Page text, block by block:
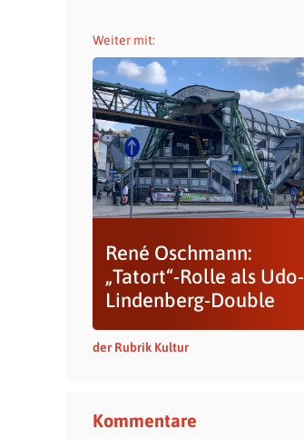
Weiter mit:
René Oschmann:
„Tatort“-Rolle als Udo-
Lindenberg-Double
der Rubrik Kultur
Kommentare